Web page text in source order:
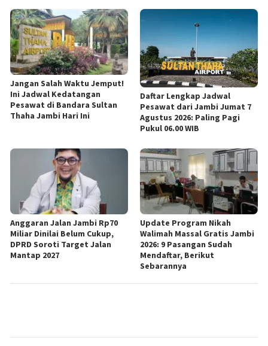
Jangan Salah Waktu Jemput!
Ini Jadwal Kedatangan
Pesawat di Bandara Sultan
Thaha Jambi Hari Ini
Daftar Lengkap Jadwal
Pesawat dari Jambi Jumat 7
Agustus 2026: Paling Pagi
Pukul 06.00 WIB
Anggaran Jalan Jambi Rp70
Miliar Dinilai Belum Cukup,
DPRD Soroti Target Jalan
Mantap 2027
Update Program Nikah
Walimah Massal Gratis Jambi
2026: 9 Pasangan Sudah
Mendaftar, Berikut
Sebarannya